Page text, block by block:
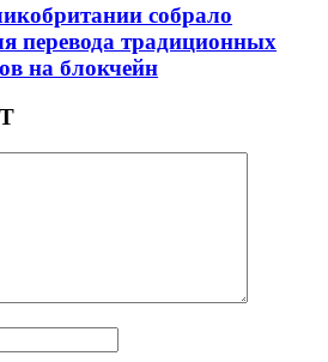
собрало
перевода традиционных
на блокчейн